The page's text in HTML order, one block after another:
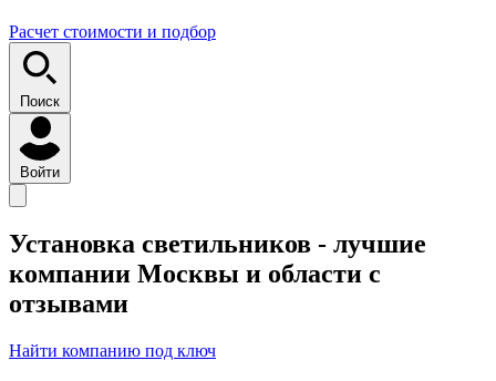
Расчет стоимости и подбор
Поиск
Войти
Установка светильников - лучшие
компании Москвы и области с
отзывами
Найти компанию под ключ